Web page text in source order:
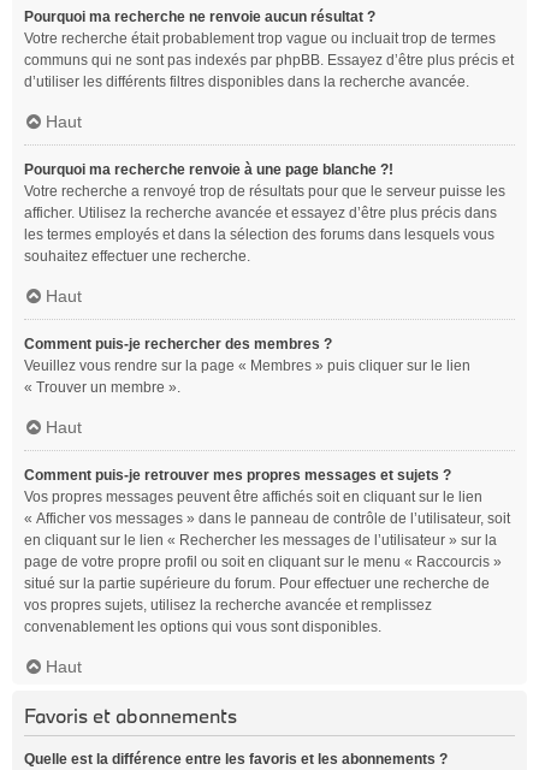
Pourquoi ma recherche ne renvoie aucun résultat ?
Votre recherche était probablement trop vague ou incluait trop de termes
communs qui ne sont pas indexés par phpBB. Essayez d’être plus précis et
d’utiliser les différents filtres disponibles dans la recherche avancée.
Haut
Pourquoi ma recherche renvoie à une page blanche ?!
Votre recherche a renvoyé trop de résultats pour que le serveur puisse les
afficher. Utilisez la recherche avancée et essayez d’être plus précis dans
les termes employés et dans la sélection des forums dans lesquels vous
souhaitez effectuer une recherche.
Haut
Comment puis-je rechercher des membres ?
Veuillez vous rendre sur la page « Membres » puis cliquer sur le lien
« Trouver un membre ».
Haut
Comment puis-je retrouver mes propres messages et sujets ?
Vos propres messages peuvent être affichés soit en cliquant sur le lien
« Afficher vos messages » dans le panneau de contrôle de l’utilisateur, soit
en cliquant sur le lien « Rechercher les messages de l’utilisateur » sur la
page de votre propre profil ou soit en cliquant sur le menu « Raccourcis »
situé sur la partie supérieure du forum. Pour effectuer une recherche de
vos propres sujets, utilisez la recherche avancée et remplissez
convenablement les options qui vous sont disponibles.
Haut
Favoris et abonnements
Quelle est la différence entre les favoris et les abonnements ?